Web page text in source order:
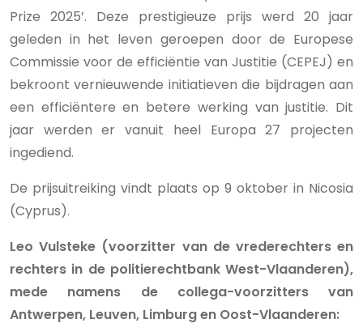
Prize 2025’. Deze prestigieuze prijs werd 20 jaar
geleden in het leven geroepen door de Europese
Commissie voor de efficiëntie van Justitie (CEPEJ) en
bekroont vernieuwende initiatieven die bijdragen aan
een efficiëntere en betere werking van justitie. Dit
jaar werden er vanuit heel Europa 27 projecten
ingediend.
De prijsuitreiking vindt plaats op 9 oktober in Nicosia
(Cyprus).
Leo Vulsteke (voorzitter van de vrederechters en
rechters in de politierechtbank West-Vlaanderen),
mede namens de collega-voorzitters van
Antwerpen, Leuven, Limburg en Oost-Vlaanderen: